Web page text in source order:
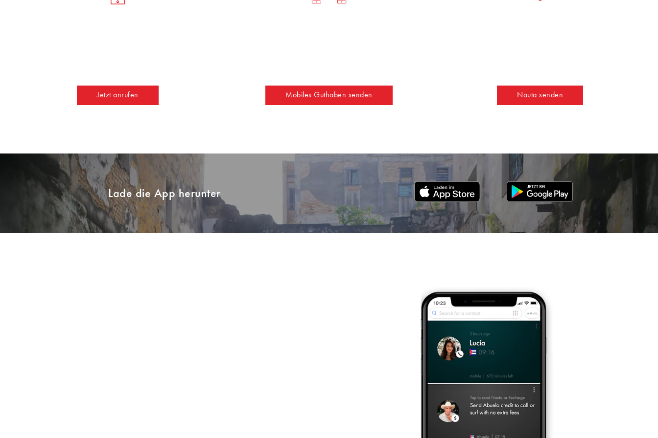
Jetzt anrufen Mobiles Guthaben senden Nauta senden
Lade die App herunter